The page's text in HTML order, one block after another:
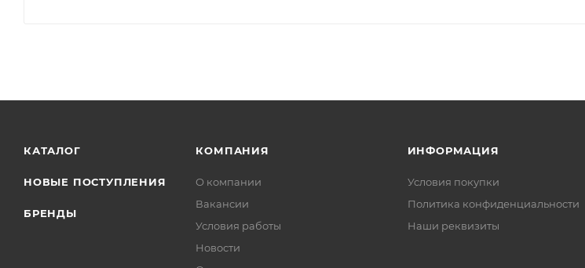
КАТАЛОГ
НОВЫЕ ПОСТУПЛЕНИЯ
БРЕНДЫ
КОМПАНИЯ
О компании
Вакансии
Условия работы
Новости
ИНФОРМАЦИЯ
Условия покупки
Политика конфиденциальности
Наши реквизиты